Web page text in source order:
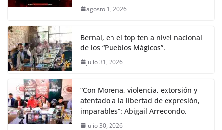
agosto 1, 2026
Bernal, en el top ten a nivel nacional
de los “Pueblos Mágicos”.
julio 31, 2026
“Con Morena, violencia, extorsión y
atentado a la libertad de expresión,
imparables”: Abigail Arredondo.
julio 30, 2026